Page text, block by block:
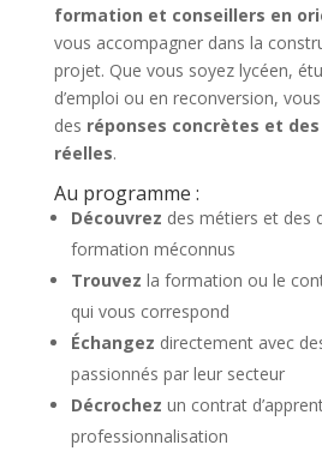
formation et conseillers en
vous accompagner dans la
projet. Que vous soyez lycéen,
d’emploi ou en reconversion,
des réponses concrètes et
réelles.
Au programme :
Découvrez des métiers et des
formation méconnus
Trouvez la formation ou le
qui vous correspond
Échangez directement avec
passionnés par leur secteur
Décrochez un contrat
professionnalisation